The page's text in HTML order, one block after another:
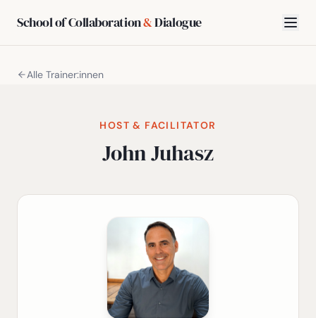
School of Collaboration&Dialogue
Alle Trainer:innen
HOST & FACILITATOR
John Juhasz